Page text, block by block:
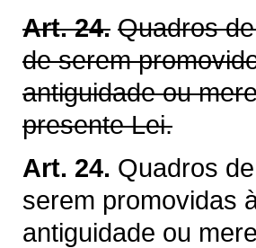
Art. 24. Quadros
de serem
antiguidade ou
presente Lei.
Art. 24. Quadros
serem promovidas
antiguidade ou